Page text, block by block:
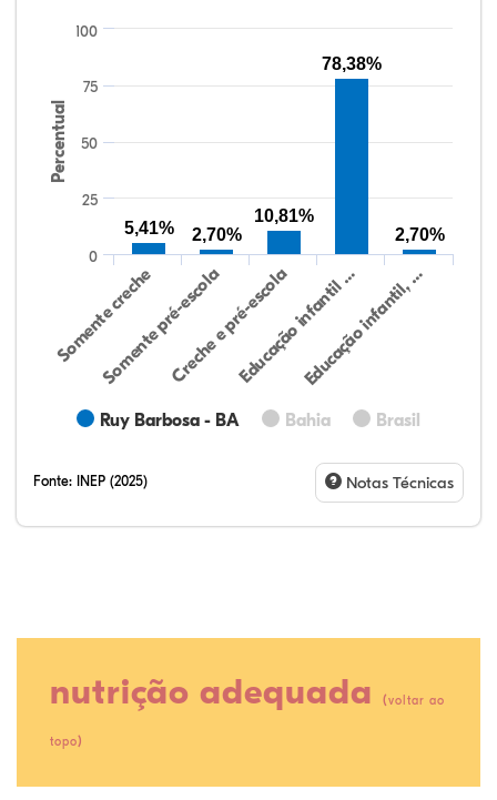
Percentual
Ruy Barbosa - BA Bahia Brasil
Somente creche
Somente pré-escolaCreche e pré-escolaEducação infantil …
Educação infantil, …
0
100
25
50
75
5,41% 2,70%
10,81%
78,38%
2,70%
Fonte: INEP (2025) Notas Técnicas
nutrição adequada (voltar ao
topo)
11,21%
8,94%
0,06%
70,40%
0,31%
9,07%
35,89%
3,62%
0,11%
52,11%
2,54%
5,72%